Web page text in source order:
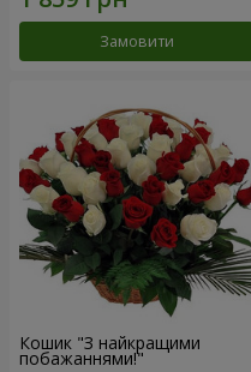
Замовити
Кошик "З найкращими
побажаннями!"